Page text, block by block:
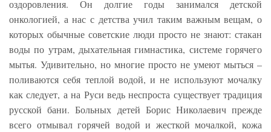
оздоровления. Он долгие годы занимался детской
онкологией, а нас с детства учил таким важным вещам, о
которых обычные советские люди просто не знают: стакан
воды по утрам, дыхательная гимнастика, системе горячего
мытья. Удивительно, но многие просто не умеют мыться –
поливаются себя теплой водой, и не используют мочалку
как следует, а на Руси ведь неспроста существует традиция
русской бани. Больных детей Борис Николаевич прежде
всего отмывал горячей водой и жесткой мочалкой, кожа